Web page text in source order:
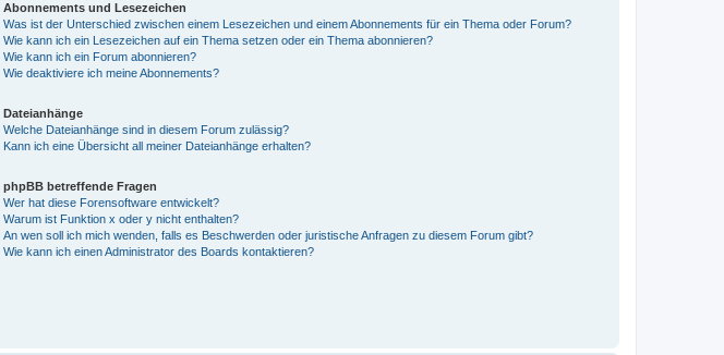
Abonnements und Lesezeichen
Was ist der Unterschied zwischen einem Lesezeichen und einem Abonnements für ein Thema oder Forum?
Wie kann ich ein Lesezeichen auf ein Thema setzen oder ein Thema abonnieren?
Wie kann ich ein Forum abonnieren?
Wie deaktiviere ich meine Abonnements?
Dateianhänge
Welche Dateianhänge sind in diesem Forum zulässig?
Kann ich eine Übersicht all meiner Dateianhänge erhalten?
phpBB betreffende Fragen
Wer hat diese Forensoftware entwickelt?
Warum ist Funktion x oder y nicht enthalten?
An wen soll ich mich wenden, falls es Beschwerden oder juristische Anfragen zu diesem Forum gibt?
Wie kann ich einen Administrator des Boards kontaktieren?